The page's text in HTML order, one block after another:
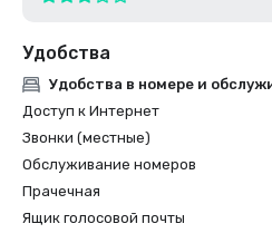
Удобства
Удобства в номере и
Доступ к Интернет
Звонки (местные)
Обслуживание номеров
Прачечная
Ящик голосовой почты